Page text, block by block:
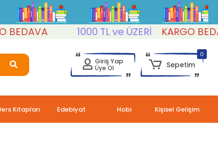
1000 TL ve ÜZERİ KARGO BEDAVA
Giriş Yap
Üye Ol
0
Sepetim
Kitapları Edebiyat Hobi Kişisel Gelişim